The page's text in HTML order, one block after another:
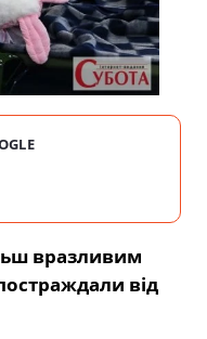
вразливим
від